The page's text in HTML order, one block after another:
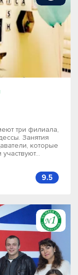
три филиала,
Занятия
которые
9.5